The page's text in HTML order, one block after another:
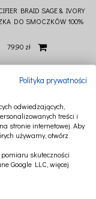
BRAID SAGE & IVORY
DO SMOCZKÓW 100%
79,90 zł
Polityka prywatności
odwiedzających,
treści i
stronie internetowej. Aby
używamy, otwórz
skuteczności
Google LLC, więcej